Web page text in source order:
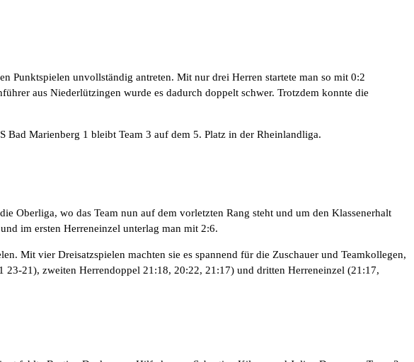
Punktspielen unvollständig antreten. Mit nur drei Herren startete man so mit 0:2
aus Niederlützingen wurde es dadurch doppelt schwer. Trotzdem konnte die
Bad Marienberg 1 bleibt Team 3 auf dem 5. Platz in der Rheinlandliga.
Oberliga, wo das Team nun auf dem vorletzten Rang steht und um den Klassenerhalt
im ersten Herreneinzel unterlag man mit 2:6.
Mit vier Dreisatzspielen machten sie es spannend für die Zuschauer und Teamkollegen,
21), zweiten Herrendoppel 21:18, 20:22, 21:17) und dritten Herreneinzel (21:17,